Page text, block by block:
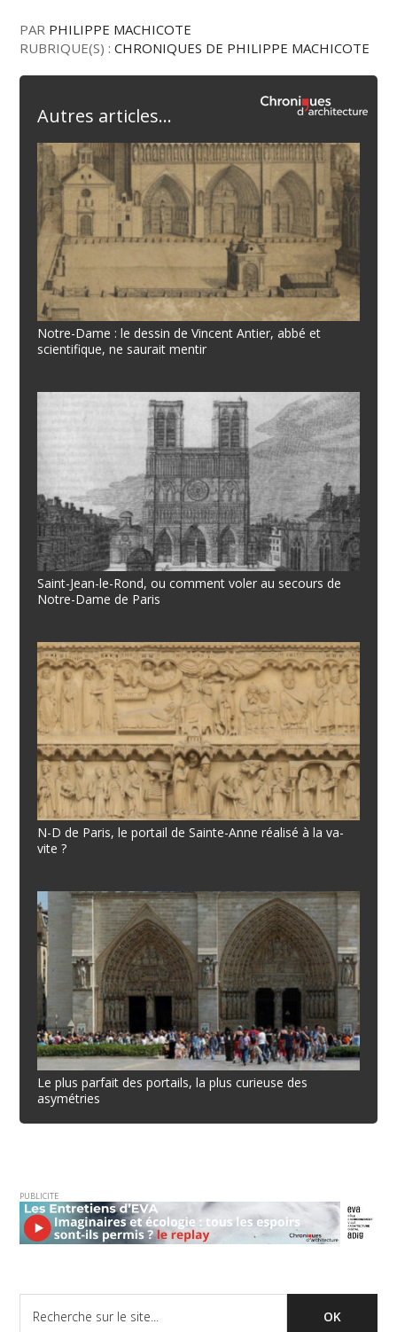
PAR PHILIPPE MACHICOTE
RUBRIQUE(S) :CHRONIQUES DE PHILIPPE MACHICOTE
Autres articles...
Notre-Dame : le dessin de Vincent Antier, abbé et
scientifique, ne saurait mentir
Saint-Jean-le-Rond, ou comment voler au secours de
Notre-Dame de Paris
N-D de Paris, le portail de Sainte-Anne réalisé à la va-
vite ?
Le plus parfait des portails, la plus curieuse des
asymétries
PUBLICITE